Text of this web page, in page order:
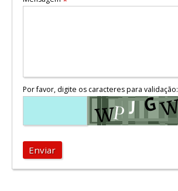
Por favor, digite os caracteres para validação:
Enviar